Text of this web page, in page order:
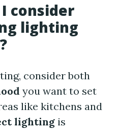
consider
lighting
consider both
you want to set
like kitchens and
lighting is